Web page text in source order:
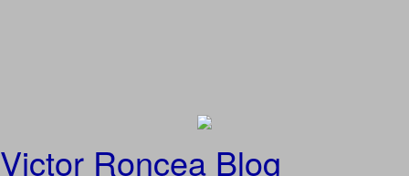
Victor Roncea Blog